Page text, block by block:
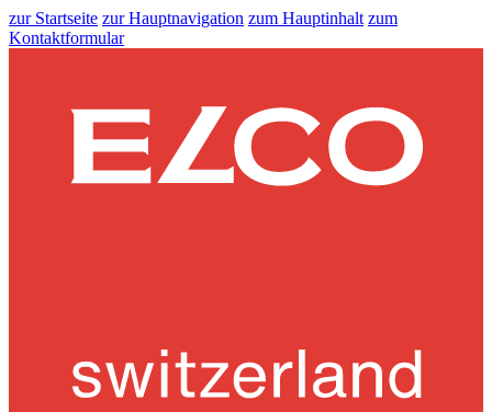
zur Startseite zur Hauptnavigation zum Hauptinhalt zum
Kontaktformular